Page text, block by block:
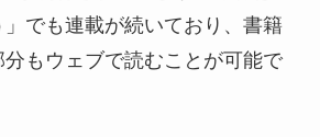
」でも連載が続いており、書籍
もウェブで読むことが可能で